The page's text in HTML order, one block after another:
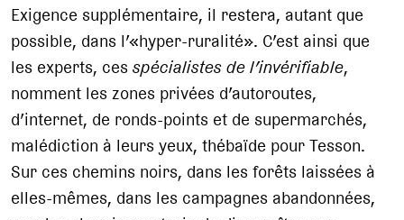
Exigence supplémentaire, il restera, autant que
possible, dans l’«hyper-ruralité». C’est ainsi que
les experts, cesspécialistes de l’invérifiable,
nomment les zones privées d’autoroutes,
d’internet, de ronds-points et de supermarchés,
malédiction à leurs yeux, thébaïde pour Tesson.
Sur ces chemins noirs, dans les forêts laissées à
elles-mêmes, dans les campagnes abandonnées,